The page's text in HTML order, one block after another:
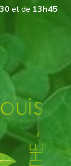
et de 13h45